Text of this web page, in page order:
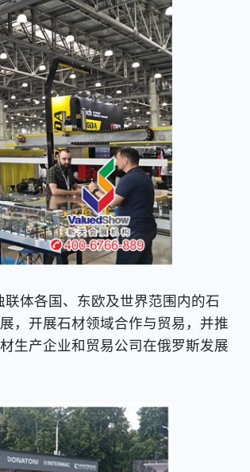
联体各国、东欧及世界范围内的石
，开展石材领域合作与贸易，并推
生产企业和贸易公司在俄罗斯发展